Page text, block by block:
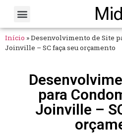
Início »Desenvolvimento de Site
Joinville – SC faça seu orçamento
para
Joinville –